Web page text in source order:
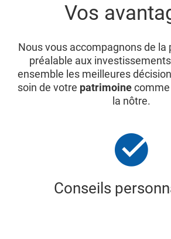
Vos
Nous vous accompagnons de la
préalable aux
ensemble les meilleures
soin de votre patrimoinecomme
la nôtre.
Conseils